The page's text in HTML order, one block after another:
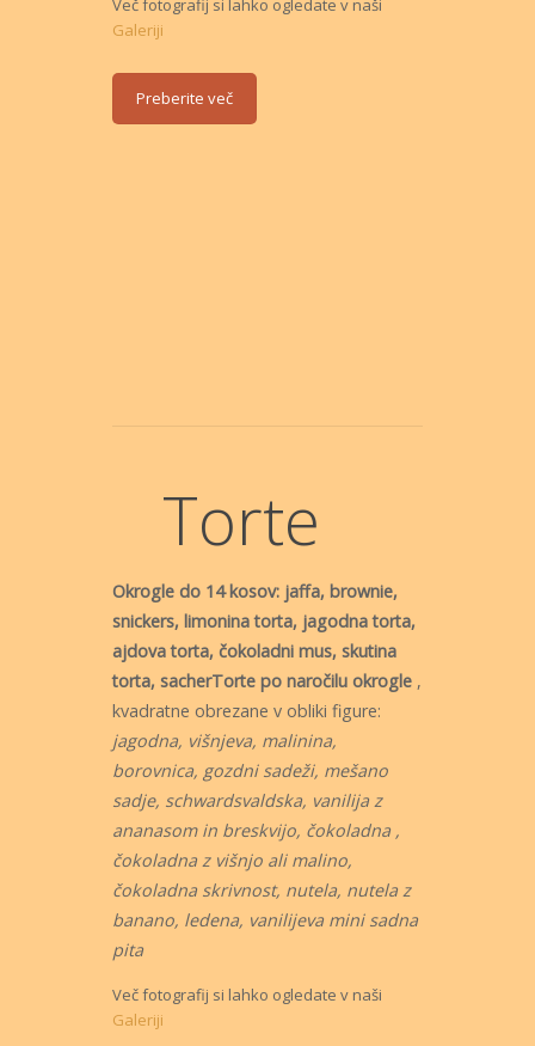
Več fotografij si lahko ogledate v naši
Galeriji
Preberite več
Torte
Okrogle do 14 kosov: jaffa, brownie,
snickers, limonina torta, jagodna torta,
ajdova torta, čokoladni mus, skutina
torta, sacherTorte po naročilu okrogle ,
kvadratne obrezane v obliki figure:
jagodna, višnjeva, malinina,
borovnica, gozdni sadeži, mešano
sadje, schwardsvaldska, vanilija z
ananasom in breskvijo, čokoladna ,
čokoladna z višnjo ali malino,
čokoladna skrivnost, nutela, nutela z
banano, ledena, vanilijeva mini sadna
pita
Več fotografij si lahko ogledate v naši
Galeriji